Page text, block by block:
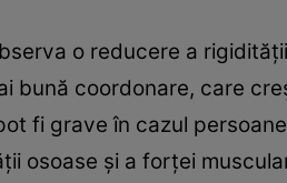
o reducere a
bună coordonare, care
fi grave în cazul
osoase și a forței